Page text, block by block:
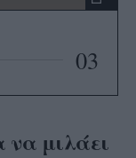
03
να μιλάει